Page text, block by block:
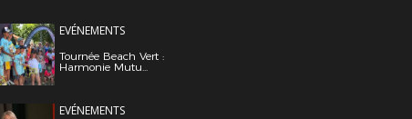
EVÉNEMENTS
Tournée Beach Vert :
Harmonie Mutu...
EVÉNEMENTS